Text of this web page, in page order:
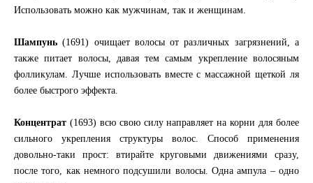
Использовать можно как мужчинам, так и женщинам.
Шампунь (1691) очищает волосы от различных загрязнений, а
также питает волосы, давая тем самым укрепление волосяным
фолликулам. Лучше использовать вместе с массажной щеткой ля
более быстрого эффекта.
Концентрат (1693) всю свою силу направляет на корни для более
сильного укрепления структуры волос. Способ применения
довольно-таки прост: втирайте круговыми движениями сразу,
после того, как немного подсушили волосы. Одна ампула – одно